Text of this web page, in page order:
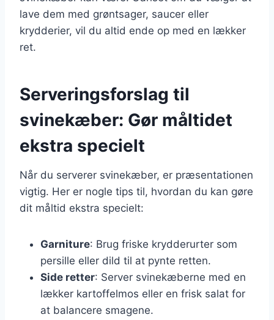
lave dem med grøntsager, saucer eller
krydderier, vil du altid ende op med en lækker
ret.
Serveringsforslag til
svinekæber: Gør måltidet
ekstra specielt
Når du serverer svinekæber, er præsentationen
vigtig. Her er nogle tips til, hvordan du kan gøre
dit måltid ekstra specielt:
Garniture: Brug friske krydderurter som
persille eller dild til at pynte retten.
Side retter: Server svinekæberne med en
lækker kartoffelmos eller en frisk salat for
at balancere smagene.